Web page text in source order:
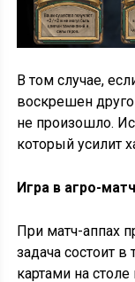
В том случае,
воскрешен
не произошло.
который усилит
Игра в агро-
При матч-аппах
задача состоит
картами на